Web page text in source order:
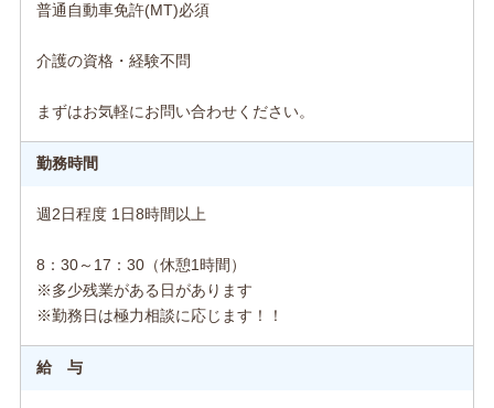
普通自動車免許(MT)必須
介護の資格・経験不問
まずはお気軽にお問い合わせください。
勤務時間
週2日程度 1日8時間以上
8：30～17：30（休憩1時間）
※多少残業がある日があります
※勤務日は極力相談に応じます！！
給 与